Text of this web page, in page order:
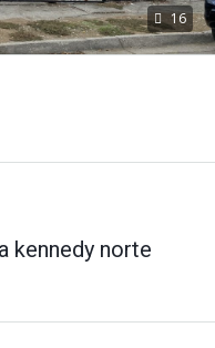
16
kennedy norte